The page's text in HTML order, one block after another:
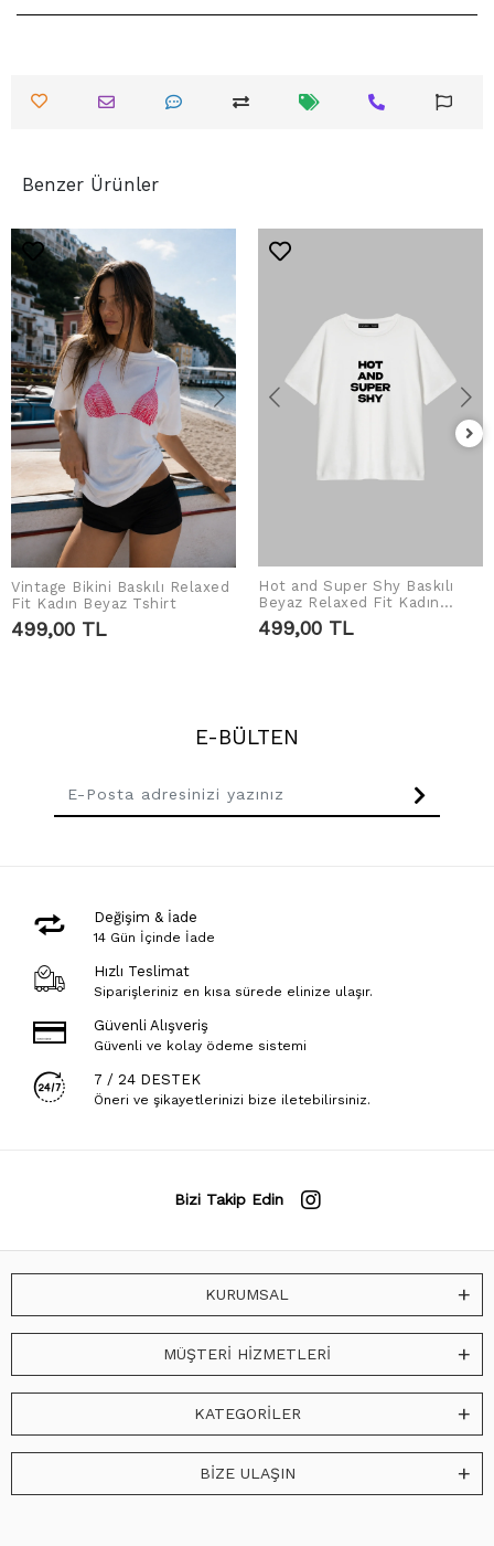
Benzer Ürünler
SEPETE EKLE
Vintage Bikini Baskılı Relaxed
Fit Kadın Beyaz Tshirt
499,00 TL
SEPETE EKLE
Hot and Super Shy Baskılı
Beyaz Relaxed Fit Kadın
Tshirt
499,00 TL
E-BÜLTEN
Değişim & İade
14 Gün İçinde İade
Hızlı Teslimat
Siparişleriniz en kısa sürede elinize ulaşır.
Güvenli Alışveriş
Güvenli ve kolay ödeme sistemi
7 / 24 DESTEK
Öneri ve şikayetlerinizi bize iletebilirsiniz.
Bizi Takip Edin
KURUMSAL
MÜŞTERİ HİZMETLERİ
KATEGORİLER
BİZE ULAŞIN